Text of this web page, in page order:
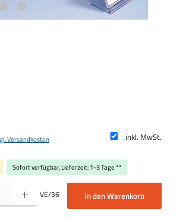
inkl. MwSt.
Versandkosten
Sofort verfügbar, Lieferzeit: 1-3 Tage **
den gewünschten Wert ein oder benutze die Schaltflächen um
VE/36 In den Warenkorb